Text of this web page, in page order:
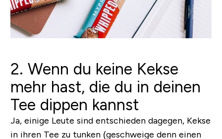
2. Wenn du keine Kekse
mehr hast, die du in deinen
Tee dippen kannst
Ja, einige Leute sind entschieden dagegen, Kekse
in ihren Tee zu tunken (geschweige denn einen